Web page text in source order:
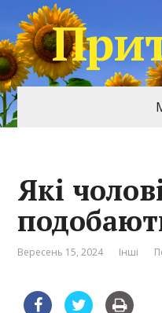
Які
Вересень 15, 2024 Інші